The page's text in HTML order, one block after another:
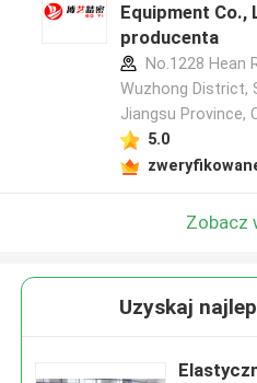
Equipment
producenta
No.1228 Hean
Wuzhong District,
Jiangsu Province,
5.0
Zobacz
Uzyskaj